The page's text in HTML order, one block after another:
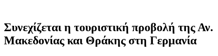
Συνεχίζεται η τουριστική προβολή της Αν.
Μακεδονίας και Θράκης στη Γερμανία